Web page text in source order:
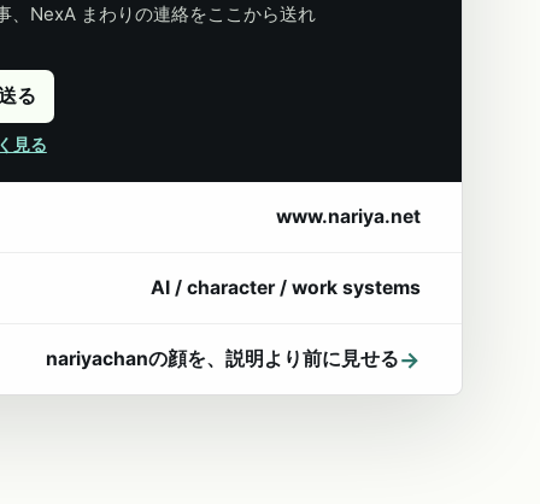
、NexA まわりの連絡をここから送れ
る
見る
www.nariya.net
AI / character / work systems
nariyachanの顔を、説明より前に見せる→